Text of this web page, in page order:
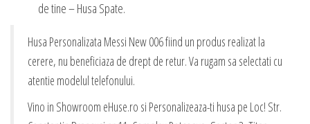
de tine – Husa Spate.
Husa Personalizata Messi New 006 fiind un produs realizat la
cerere, nu beneficiaza de drept de retur. Va rugam sa selectati cu
atentie modelul telefonului.
Vino in Showroom eHuse.ro si Personalizeaza-ti husa pe Loc! Str.